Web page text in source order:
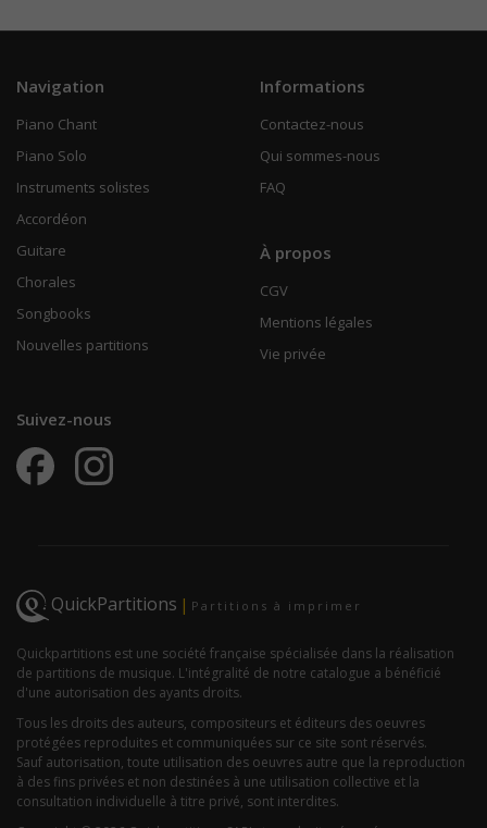
Navigation
Piano Chant
Piano Solo
Instruments solistes
Accordéon
Guitare
Chorales
Songbooks
Nouvelles partitions
Informations
Contactez-nous
Qui sommes-nous
FAQ
À propos
CGV
Mentions légales
Vie privée
Suivez-nous
QuickPartitions | Partitions à imprimer
Quickpartitions est une société française spécialisée dans la réalisation
de partitions de musique. L'intégralité de notre catalogue a bénéficié
d'une autorisation des ayants droits.
Tous les droits des auteurs, compositeurs et éditeurs des oeuvres
protégées reproduites et communiquées sur ce site sont réservés.
Sauf autorisation, toute utilisation des oeuvres autre que la reproduction
à des fins privées et non destinées à une utilisation collective et la
consultation individuelle à titre privé, sont interdites.